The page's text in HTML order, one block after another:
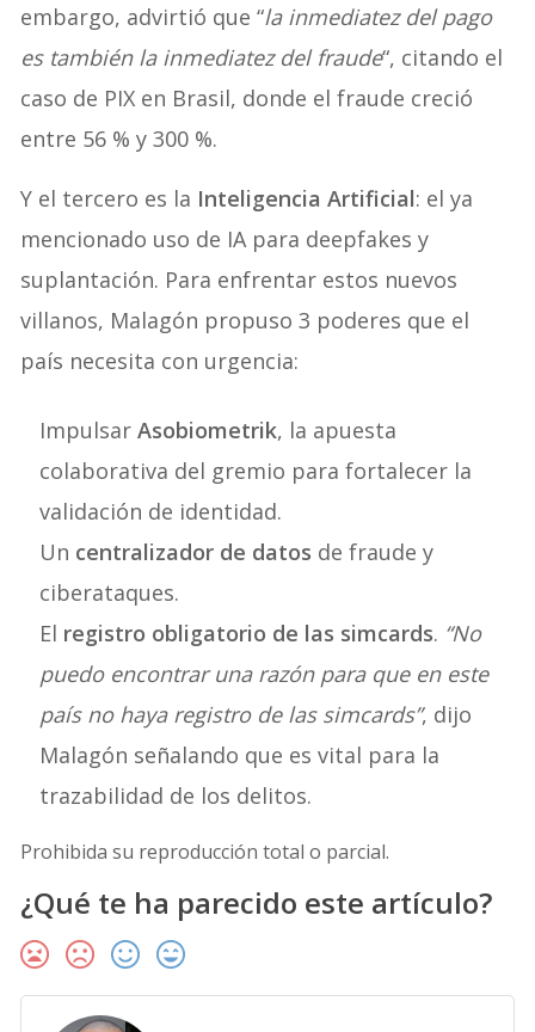
embargo, advirtió que “la inmediatez del pago
es también la inmediatez del fraude“, citando el
caso de PIX en Brasil, donde el fraude creció
entre 56 % y 300 %.
Y el tercero es la Inteligencia Artificial: el ya
mencionado uso de IA para deepfakes y
suplantación. Para enfrentar estos nuevos
villanos, Malagón propuso 3 poderes que el
país necesita con urgencia:
ImpulsarAsobiometrik, la apuesta
colaborativa del gremio para fortalecer la
validación de identidad.
Un centralizador de datos de fraude y
ciberataques.
El registro obligatorio de las simcards. “No
puedo encontrar una razón para que en este
país no haya registro de las simcards”, dijo
Malagón señalando que es vital para la
trazabilidad de los delitos.
Prohibida su reproducción total o parcial.
¿Qué te ha parecido este artículo?